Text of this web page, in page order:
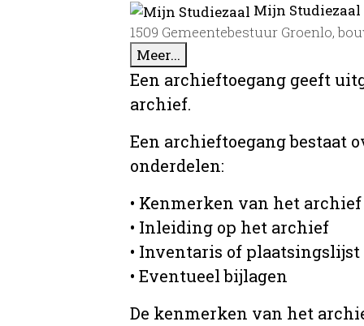
Mijn
1509 Gemeentebestuur Groenlo,
Meer...
Een archieftoegang geeft
archief.
Een archieftoegang bestaat
onderdelen:
• Kenmerken van het archief
• Inleiding op het archief
• Inventaris of plaatsingslijst
• Eventueel bijlagen
De kenmerken van het